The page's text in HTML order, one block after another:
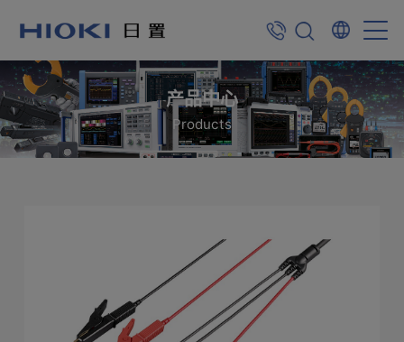
产品中心
Products